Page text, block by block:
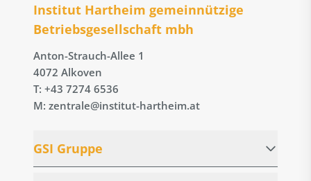
Institut Hartheim gemeinnützige
Betriebs­gesellschaft mbh
Anton-Strauch-Allee 1
4072 Alkoven
T: +43 7274 6536
M: zentrale@institut-hartheim.at
GSI Gruppe